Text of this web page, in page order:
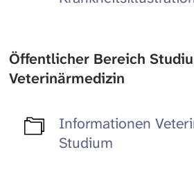
Öffentlicher Bereich
Veterinärmedizin
Informationen
Studium